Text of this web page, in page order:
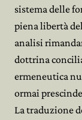
sistema delle
piena libertà
analisi
dottrina
ermeneutica
ormai
La traduzione